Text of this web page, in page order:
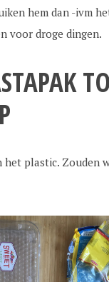
hem dan -ivm
voor droge dingen.
het plastic. Zouden